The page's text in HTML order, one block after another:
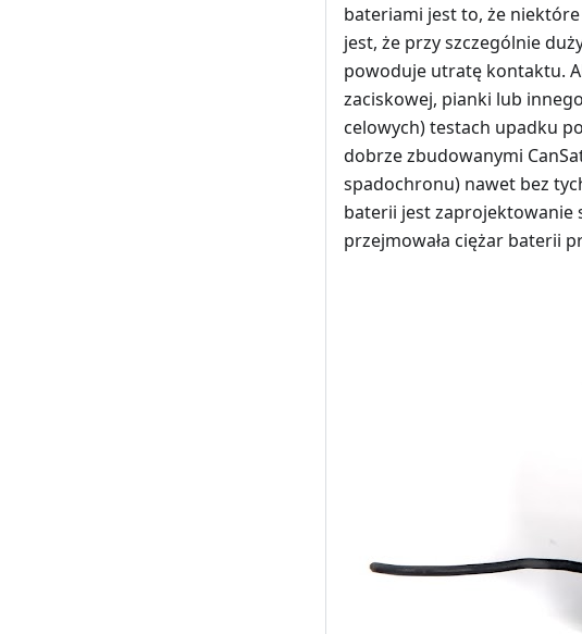
bateriami jest to, że
jest, że przy szczególnie
powoduje utratę kontaktu.
zaciskowej, pianki lub
celowych) testach upadku
dobrze zbudowanymi
spadochronu) nawet bez
baterii jest zaprojektowanie
przejmowała ciężar baterii